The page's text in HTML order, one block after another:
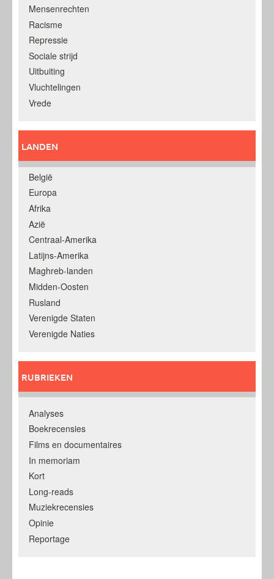
Mensenrechten
Racisme
Repressie
Sociale strijd
Uitbuiting
Vluchtelingen
Vrede
LANDEN
België
Europa
Afrika
Azië
Centraal-Amerika
Latijns-Amerika
Maghreb-landen
Midden-Oosten
Rusland
Verenigde Staten
Verenigde Naties
RUBRIEKEN
Analyses
Boekrecensies
Films en documentaires
In memoriam
Kort
Long-reads
Muziekrecensies
Opinie
Reportage